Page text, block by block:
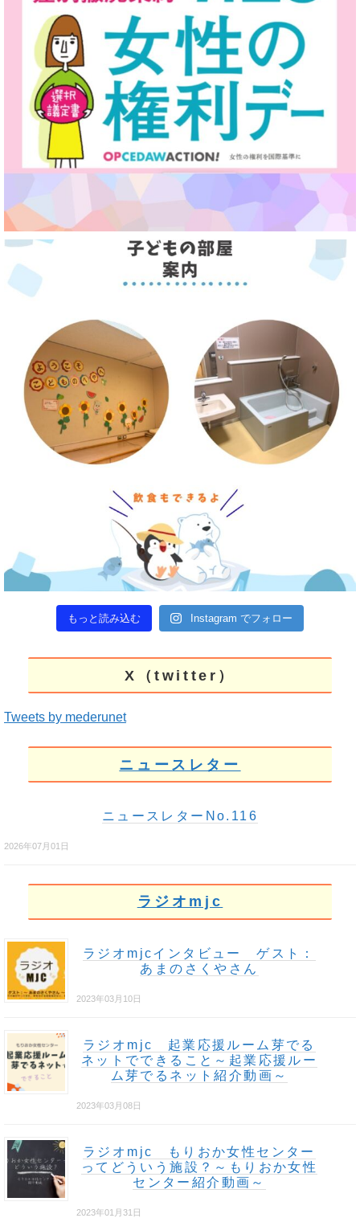
もっと読み込む Instagram でフォロー
X（twitter）
Tweets by mederunet
ニュースレター
ニュースレターNo.116
2026年07月01日
ラジオmjc
ラジオmjcインタビュー ゲスト：
あまのさくやさん
2023年03月10日
ラジオmjc 起業応援ルーム芽でる
ネットでできること～起業応援ルー
ム芽でるネット紹介動画～
2023年03月08日
ラジオmjc もりおか女性センター
ってどういう施設？～もりおか女性
センター紹介動画～
2023年01月31日